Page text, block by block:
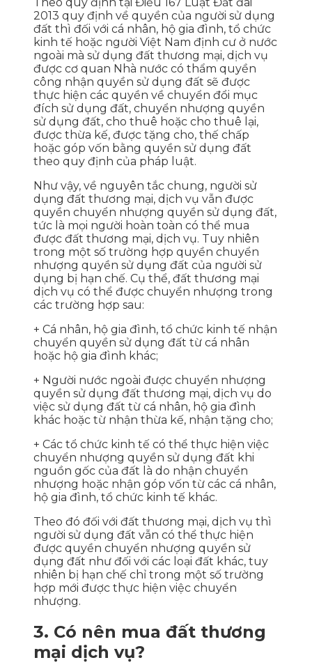
2013 quy định về quyền của người sử dụng
đất thì đối với cá nhân, hộ gia đình, tổ chức
kinh tế hoặc người Việt Nam định cư ở nước
ngoài mà sử dụng đất thương mại, dịch vụ
được cơ quan Nhà nước có thẩm quyền
công nhận quyền sử dụng đất sẽ được
thực hiện các quyền về chuyển đổi mục
đích sử dụng đất, chuyển nhượng quyền
sử dụng đất, cho thuê hoặc cho thuê lại,
được thừa kế, được tặng cho, thế chấp
hoặc góp vốn bằng quyền sử dụng đất
theo quy định của pháp luật.
Như vậy, về nguyên tắc chung, người sử
dụng đất thương mại, dịch vụ vẫn được
quyền chuyển nhượng quyền sử dụng đất,
tức là mọi người hoàn toàn có thể mua
được đất thương mại, dịch vụ. Tuy nhiên
trong một số trường hợp quyền chuyển
nhượng quyền sử dụng đất của người sử
dụng bị hạn chế. Cụ thể, đất thương mại
dịch vụ có thể được chuyển nhượng trong
các trường hợp sau:
+ Cá nhân, hộ gia đình, tổ chức kinh tế nhận
chuyển quyền sử dụng đất từ cá nhân
hoặc hộ gia đình khác;
+ Người nước ngoài được chuyển nhượng
quyền sử dụng đất thương mại, dịch vụ do
việc sử dụng đất từ cá nhân, hộ gia đình
khác hoặc từ nhận thừa kế, nhận tặng cho;
+ Các tổ chức kinh tế có thể thực hiện việc
chuyển nhượng quyền sử dụng đất khi
nguồn gốc của đất là do nhận chuyển
nhượng hoặc nhận góp vốn từ các cá nhân,
hộ gia đình, tổ chức kinh tế khác.
Theo đó đối với đất thương mại, dịch vụ thì
người sử dụng đất vẫn có thể thực hiện
được quyền chuyển nhượng quyền sử
dụng đất như đối với các loại đất khác, tuy
nhiên bị hạn chế chỉ trong một số trường
hợp mới được thực hiện việc chuyển
nhượng.
3. Có nên mua đất thương
mại dịch vụ?